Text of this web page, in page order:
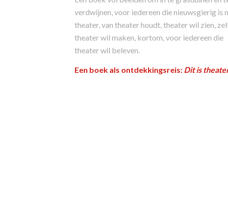
verdwijnen, voor iedereen die nieuwsgierig is
theater, van theater houdt, theater wil zien,
theater wil maken, kortom, voor iedereen die
theater wil beleven.
Een boek als ontdekkingsreis: Dit is